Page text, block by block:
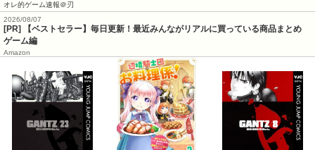
オレ的ゲーム速報＠刃
2026/08/07
[PR] 【ベストセラー】毎日更新！最近みんながリアルに買っている商品まとめ
ゲーム編
Amazon